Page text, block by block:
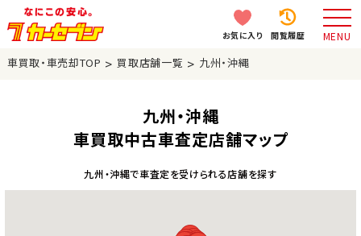
お気に入り 閲覧履歴 MENU
車買取・車売却TOP > 買取店舗一覧 > 九州・沖縄
九州・沖縄
車買取中古車査定店舗マップ
九州・沖縄で車査定を受けられる店舗を探す